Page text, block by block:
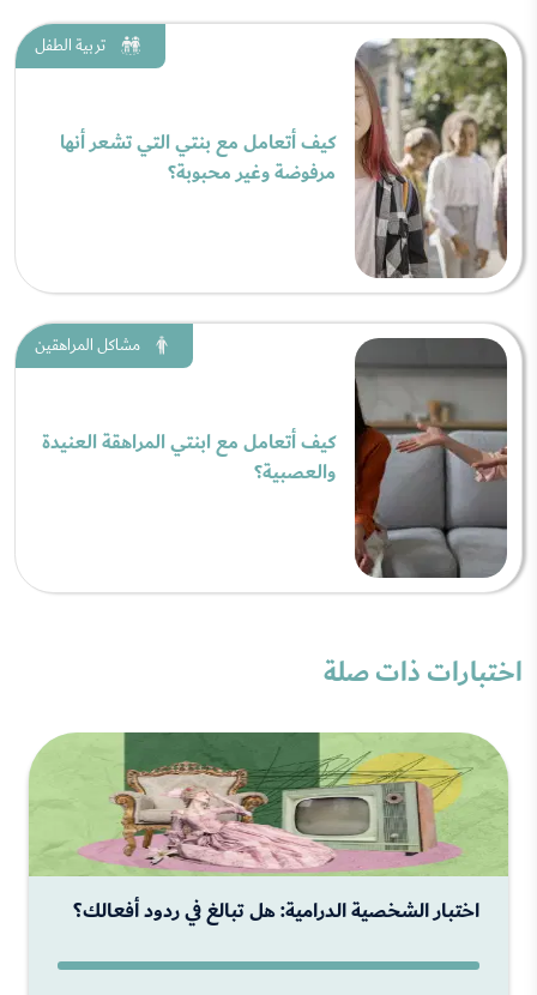
تربية الطفل
كيف أتعامل مع بنتي التي تشعر أنها
مرفوضة وغير محبوبة؟
مشاكل المراهقين
كيف أتعامل مع ابنتي المراهقة العنيدة
والعصبية؟
اختبارات ذات صلة
اختبار الشخصية الدرامية: هل تبالغ في ردود أفعالك؟